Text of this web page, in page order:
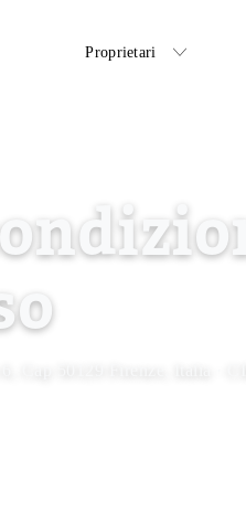
Proprietari